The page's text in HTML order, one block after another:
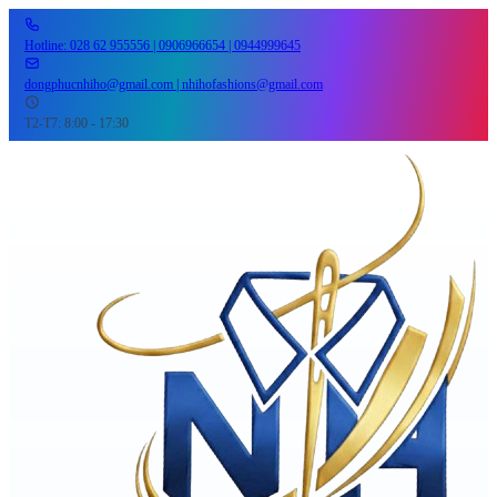
Hotline: 028 62 955556 | 0906966654 | 0944999645
dongphucnhiho@gmail.com | nhihofashions@gmail.com
T2-T7: 8:00 - 17:30